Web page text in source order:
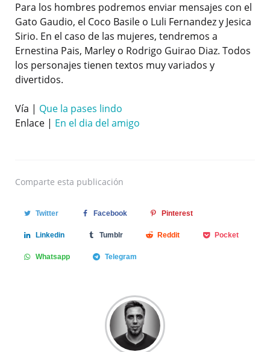
Para los hombres podremos enviar mensajes con el
Gato Gaudio, el Coco Basile o Luli Fernandez y Jesica
Sirio. En el caso de las mujeres, tendremos a
Ernestina Pais, Marley o Rodrigo Guirao Diaz. Todos
los personajes tienen textos muy variados y
divertidos.
Vía | Que la pases lindo
Enlace | En el dia del amigo
Comparte esta publicación
Twitter Facebook Pinterest
Linkedin Tumblr Reddit Pocket
Whatsapp Telegram